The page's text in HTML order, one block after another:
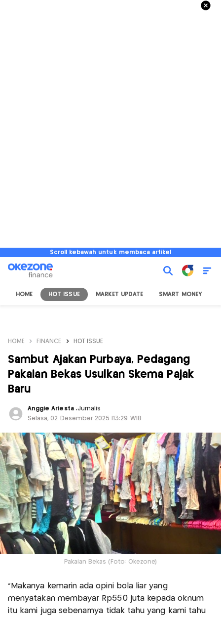
Scroll kebawah untuk membaca artikel
HOME HOT ISSUE MARKET UPDATE SMART MONEY
HOME FINANCE HOT ISSUE
Sambut Ajakan Purbaya, Pedagang
Pakaian Bekas Usulkan Skema Pajak
Baru
Anggie Ariesta ,Jurnalis
Selasa, 02 Desember 2025 |13:29 WIB
Pakaian Bekas (Foto: Okezone)
"Makanya kemarin ada opini bola liar yang
menyatakan membayar Rp550 juta kepada oknum
itu kami juga sebenarnya tidak tahu yang kami tahu